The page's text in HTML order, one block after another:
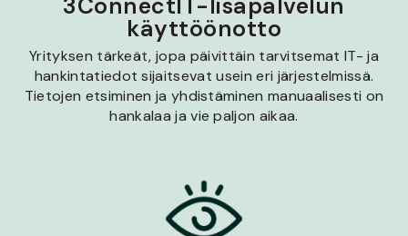
käyttöönotto
Yrityksen tärkeät, jopa päivittäin tarvitsemat IT- ja
hankintatiedot sijaitsevat usein eri järjestelmissä.
Tietojen etsiminen ja yhdistäminen manuaalisesti on
hankalaa ja vie paljon aikaa.